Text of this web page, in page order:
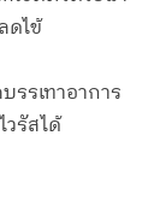
ดไข้
รรเทาอาการ
รัสได้